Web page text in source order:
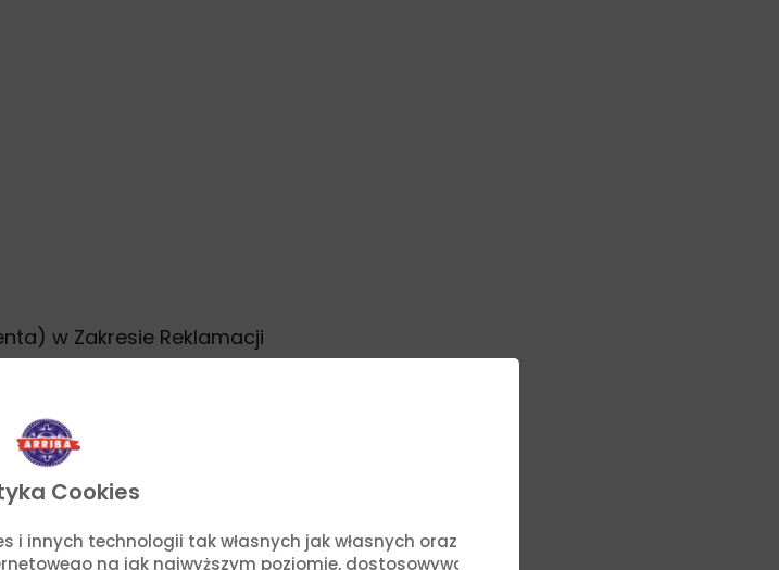
Cookies
i innych technologii tak własnych jak własnych oraz stron
na jak najwyższym poziomie, dostosowywać treści
w Zakresie Reklamacji